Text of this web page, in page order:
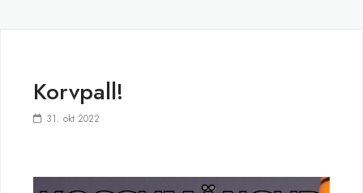
Korvpall!
31. okt 2022